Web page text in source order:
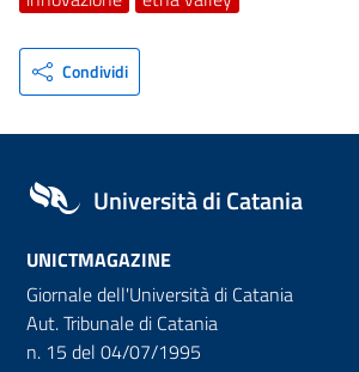
Condividi
Università di Catania
UNICTMAGAZINE
Giornale dell'Università di Catania
Aut. Tribunale di Catania
n. 15 del 04/07/1995